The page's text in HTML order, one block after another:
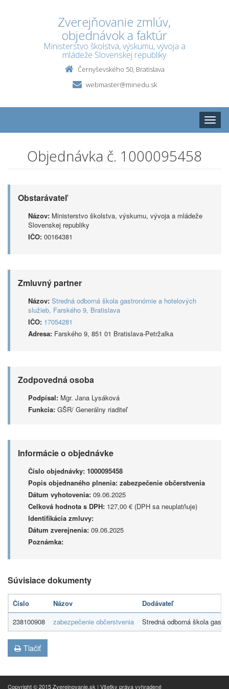
Zverejňovanie zmlúv,
objednávok a faktúr
Ministerstvo školstva, výskumu, vývoja a
mládeže Slovenskej republiky
Černyševského 50, Bratislava
webmaster@minedu.sk
Toggle
Objednávka č. 1000095458
Obstarávateľ
Názov: Ministerstvo školstva, výskumu, vývoja a mládeže
Slovenskej republiky
IČO: 00164381
Zmluvný partner
Názov: Stredná odborná škola gastronómie a hotelových
služieb, Farského 9, Bratislava
IČO: 17054281
Adresa: Farského 9, 851 01 Bratislava-Petržalka
Zodpovedná osoba
Podpísal: Mgr. Jana Lysáková
Funkcia: GŠR/ Generálny riaditeľ
Informácie o objednávke
Číslo objednávky: 1000095458
Popis objednaného plnenia: zabezpečenie občerstvenia
Dátum vyhotovenia: 09.06.2025
Celková hodnota s DPH: 127,00 € (DPH sa neuplatňuje)
Identifikácia zmluvy:
Dátum zverejnenia: 09.06.2025
Poznámka:
Súvisiace dokumenty
Číslo Názov
Dodávateľ
238100908
zabezpečenie občerstvenia Stredná odborná škola
Tlačiť
Copyright © 2015 Zverejnovanie.sk | Všetky práva vyhradené